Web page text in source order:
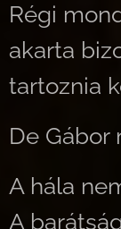
Régi
akarta
tartoznia
De Gábor
A hála
A